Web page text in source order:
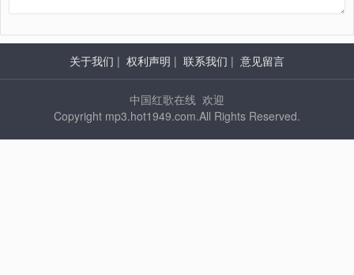
关于我们 | 权利声明 | 联系我们 | 意见留言
中国红歌在线 欢迎
Copyright mp3.hot1949.com.All Rights Reserved.